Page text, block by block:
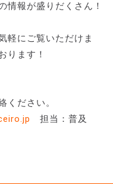
情報が盛りだくさん！
軽にご覧いただけま
ります！
ください。
担当：普及